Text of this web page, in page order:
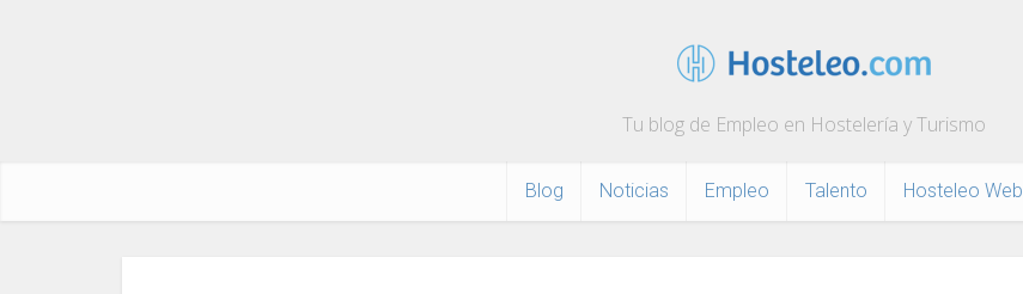
Tu blog de Empleo en Hostelería y Turismo
Blog Noticias Empleo Talento Hosteleo Web